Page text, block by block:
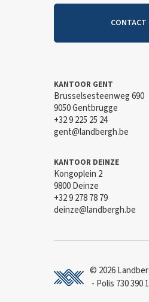
CONTACT
KANTOOR GENT
Brusselsesteenweg 690
9050 Gentbrugge
+32 9 225 25 24
gent@landbergh.be
KANTOOR DEINZE
Kongoplein 2
9800 Deinze
+32 9 278 78 79
deinze@landbergh.be
© 2026
Polis 730 390